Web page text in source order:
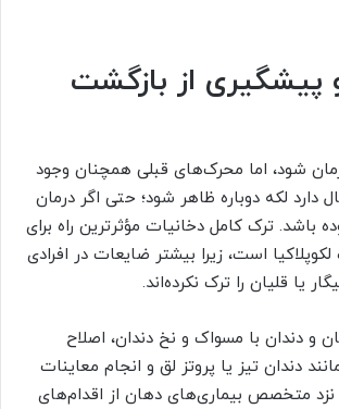
پیشگیری از بازگشت
شود، اما محرک‌های قبلی همچنان وجود
دارد لکه دوباره ظاهر شود؛ حتی اگر درمان
باشد. ترک کامل دخانیات مؤثرترین راه برای
است، زیرا بیشتر ضایعات در افرادی
یا قلیان را ترک نکرده‌اند.
و دندان با مسواک و نخ دندان، اصلاح
دندان تیز یا پروتز لق و انجام معاینات
متخصص بیماری‌های دهان از اقدام‌های